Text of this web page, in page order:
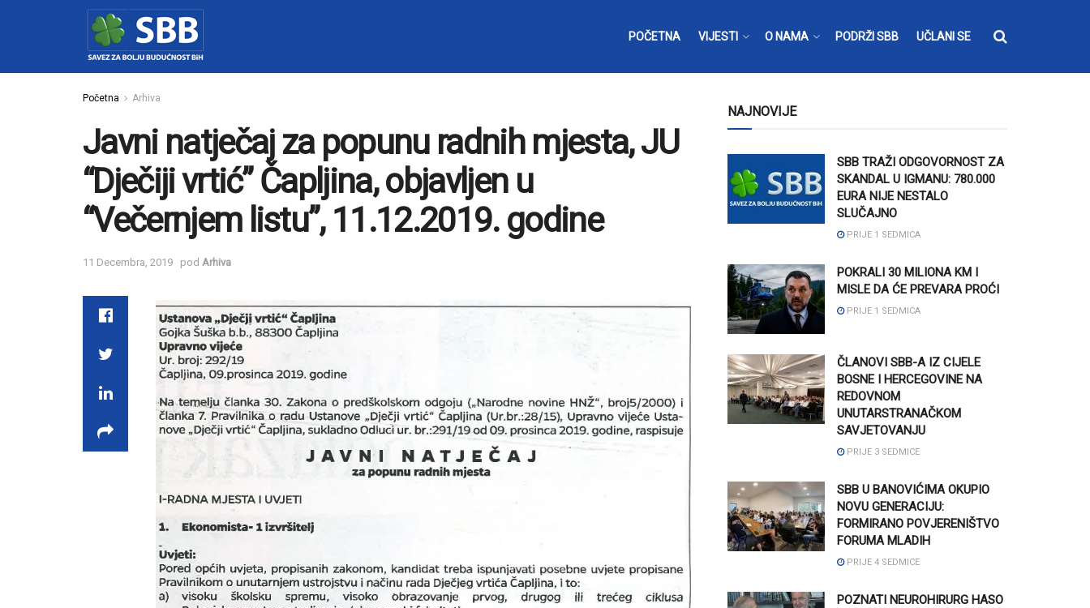
POČETNA VIJESTI O NAMA PODRŽI SBB UČLANI SE
Početna Arhiva
Javni natječaj za popunu radnih mjesta, JU
“Dječiji vrtić” Čapljina, objavljen u
“Večernjem listu”, 11.12.2019. godine
11 Decembra, 2019 pod Arhiva
NAJNOVIJE
SBB TRAŽI ODGOVORNOST ZA
SKANDAL U IGMANU: 780.000
EURA NIJE NESTALO
SLUČAJNO
PRIJE 1 SEDMICA
POKRALI 30 MILIONA KM I
MISLE DA ĆE PREVARA PROĆI
PRIJE 1 SEDMICA
ČLANOVI SBB-A IZ CIJELE
BOSNE I HERCEGOVINE NA
REDOVNOM
UNUTARSTRANAČKOM
SAVJETOVANJU
PRIJE 3 SEDMICE
SBB U BANOVIĆIMA OKUPIO
NOVU GENERACIJU:
FORMIRANO POVJERENIŠTVO
FORUMA MLADIH
PRIJE 4 SEDMICE
POZNATI NEUROHIRURG HASO